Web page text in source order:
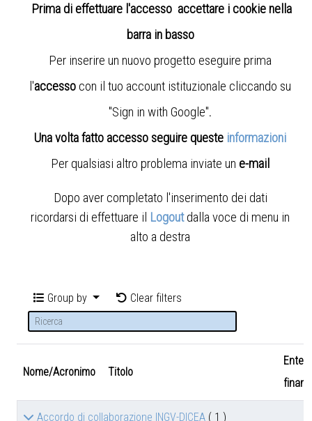
Prima di effettuare l'accesso accettare i cookie nella
barra in basso
Per inserire un nuovo progetto eseguire prima
l'accesso con il tuo account istituzionale cliccando su
"Sign in with Google".
Una volta fatto accesso seguire queste informazioni
Per qualsiasi altro problema inviate un e-mail
Dopo aver completato l'inserimento dei dati
ricordarsi di effettuare il Logout dalla voce di menu in
alto a destra
Group by Clear filters
Nome/Acronimo Titolo
Ente
Accordo di collaborazione INGV-DICEA ( 1 )